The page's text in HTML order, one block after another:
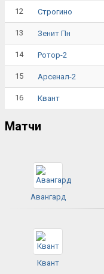
12 Строгино
13 Зенит Пн
14 Ротор-2
15 Арсенал-2
16 Квант
Матчи
Авангард
Квант